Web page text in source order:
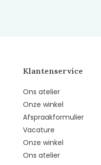
Klantenservice
Ons atelier
Onze winkel
Afspraakformulier
Vacature
Onze winkel
Ons atelier